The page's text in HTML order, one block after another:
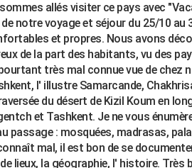
allés visiter ce pays avec
notre voyage et séjour du 25/10 au
et propres. Nous avons
de la part des habitants, vu des
très mal connue vue de chez
l' illustre Samarcande,
du désert de Kizil Koum en
et Tashkent. Je ne vous
passage : mosquées, madrasas,
mal, il est bon de se
lieux, la géographie, l' histoire.